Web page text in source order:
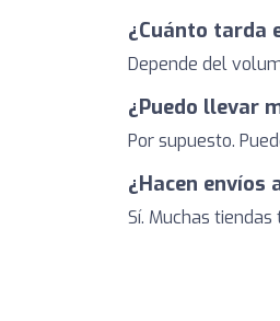
¿Cuánto tarda
Depende del
¿Puedo llevar
Por supuesto.
¿Hacen envíos
Sí. Muchas